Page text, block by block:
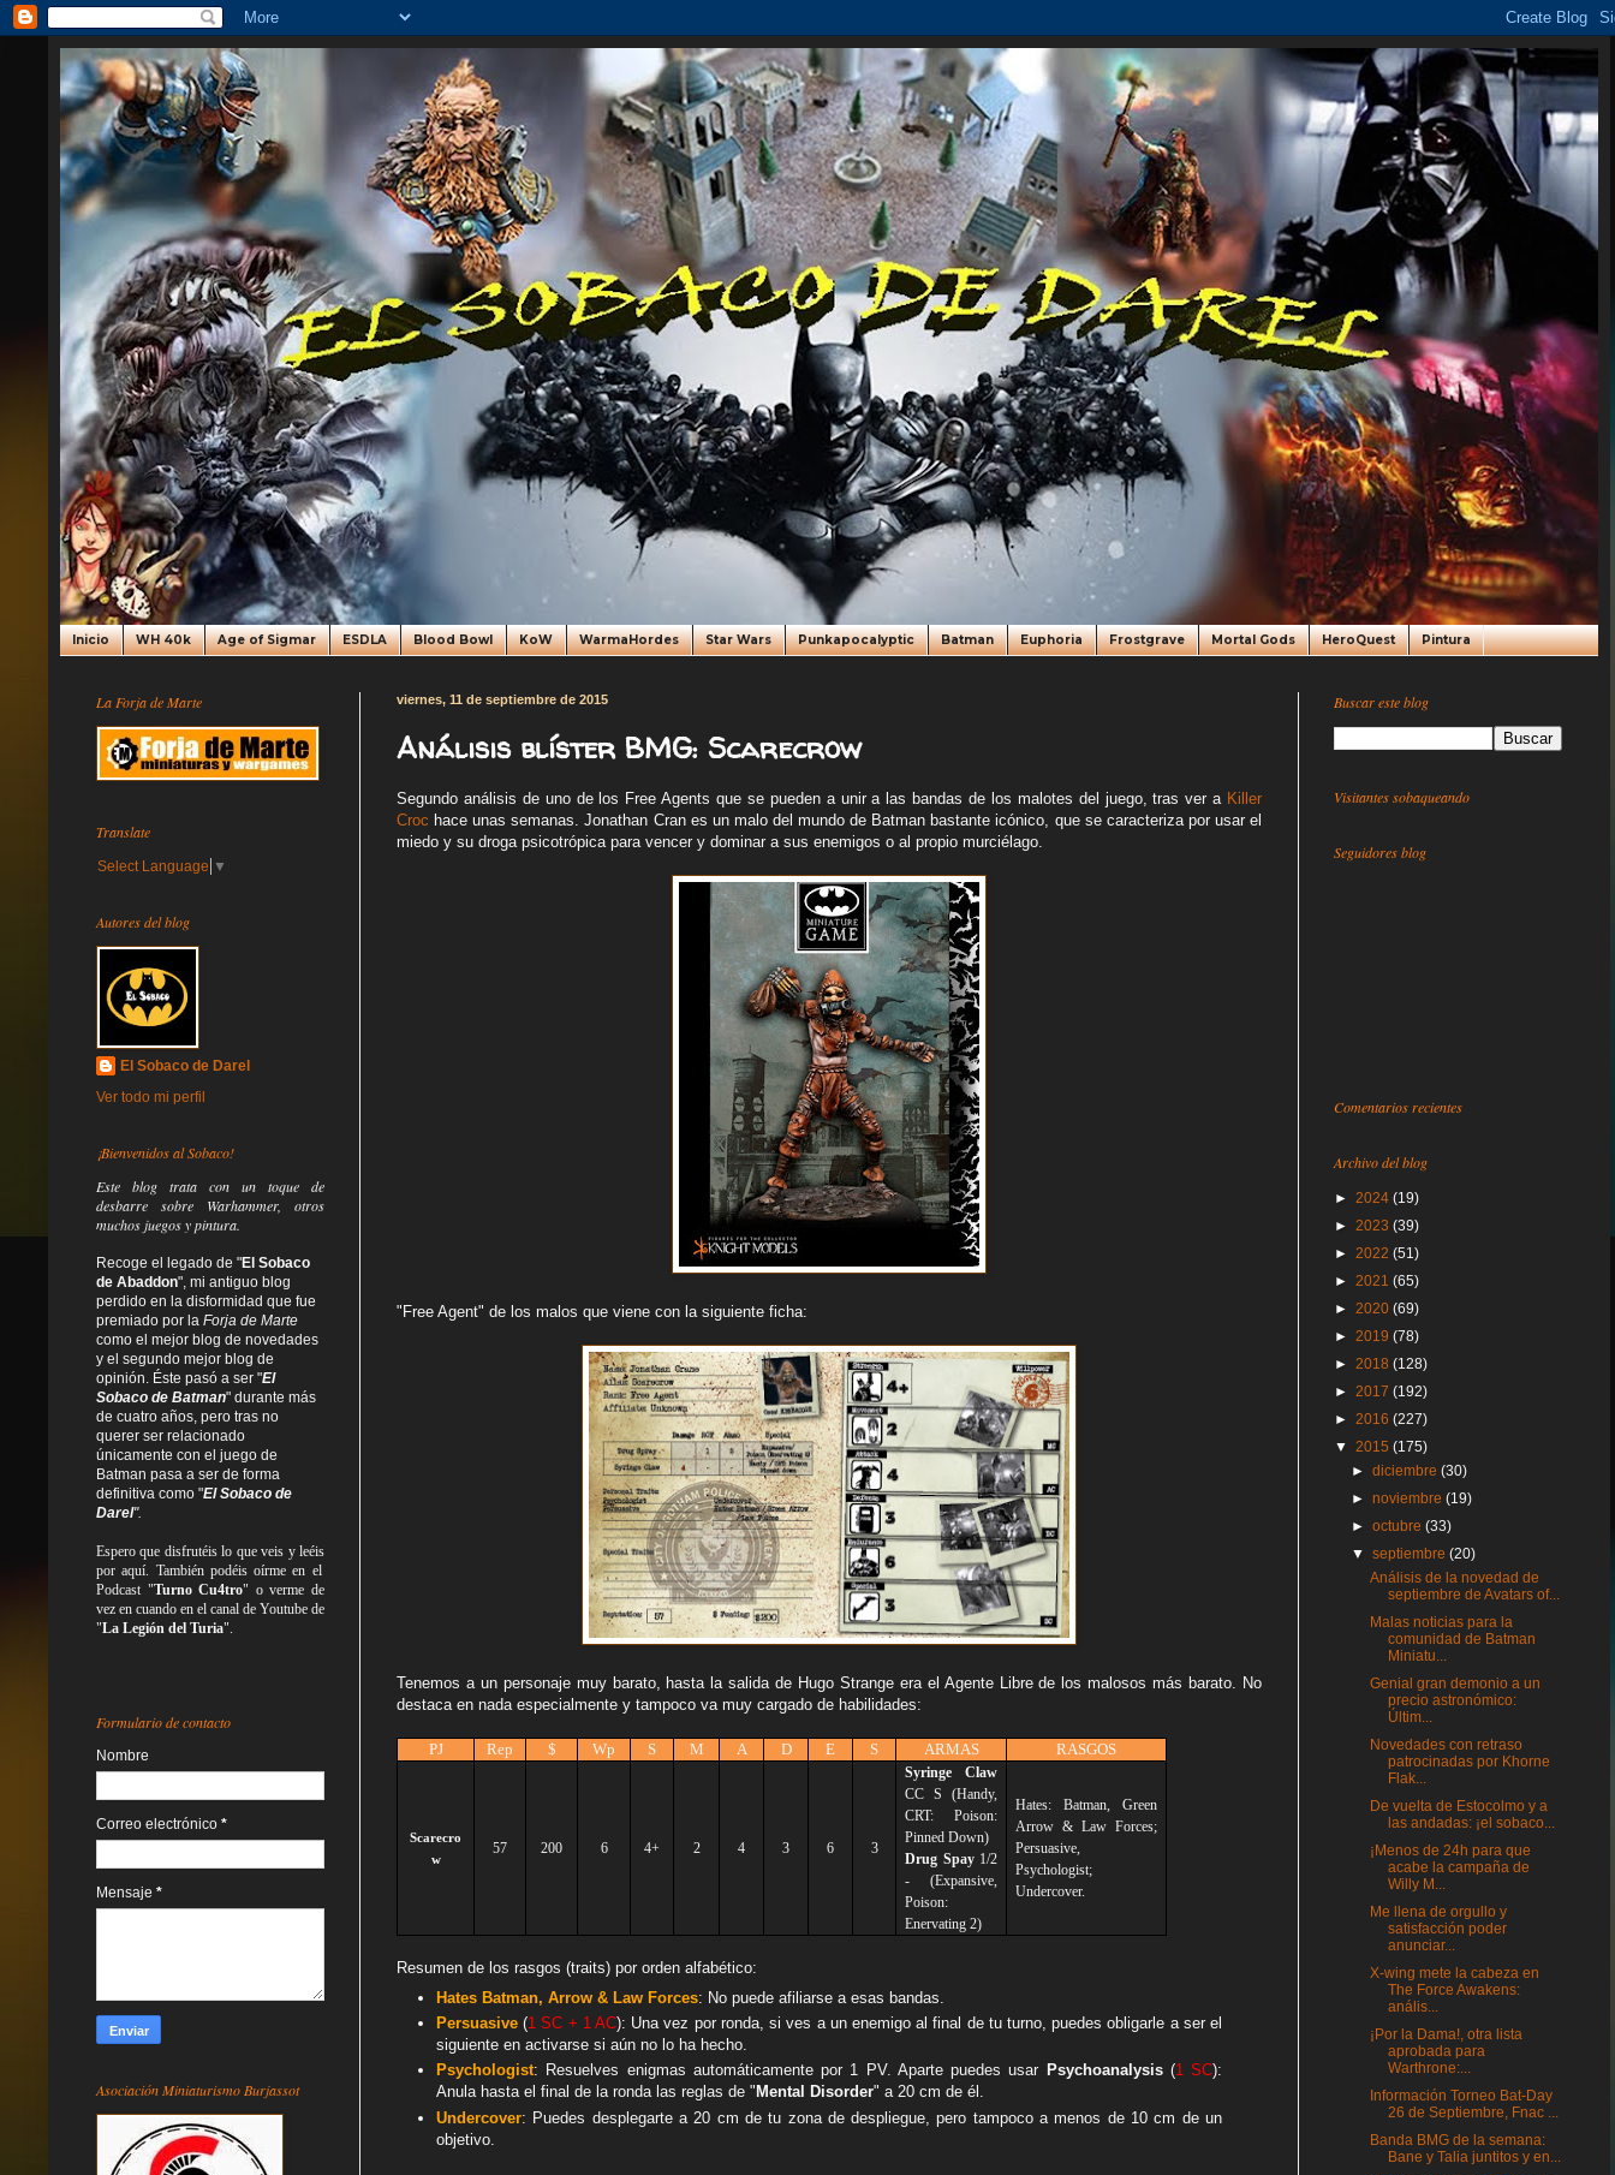
Inicio WH 40k Age of Sigmar ESDLA Blood Bowl KoW WarmaHordes Star Wars Punkapocalyptic Batman Euphoria Frostgrave Mortal Gods HeroQuest Pintura
viernes, 11 de septiembre de 2015
Análisis blíster BMG: Scarecrow
Segundo análisis de uno de los Free Agents que se pueden a unir a las bandas de los malotes del juego, tras ver a Killer
Croc hace unas semanas. Jonathan Cran es un malo del mundo de Batman bastante icónico, que se caracteriza por usar el
miedo y su droga psicotrópica para vencer y dominar a sus enemigos o al propio murciélago.
"Free Agent" de los malos que viene con la siguiente ficha:
Tenemos a un personaje muy barato, hasta la salida de Hugo Strange era el Agente Libre de los malosos más barato. No
destaca en nada especialmente y tampoco va muy cargado de habilidades:
PJ Rep $ Wp S M A D E S ARMAS RASGOS
Scarecro
w
57 200 6 4+ 2 4 3 6 3
Syringe Claw
CC S (Handy,
CRT: Poison:
Pinned Down)
Drug Spay 1/2
- (Expansive,
Poison:
Enervating 2)
Hates: Batman, Green
Arrow & Law Forces;
Persuasive,
Psychologist;
Undercover.
Resumen de los rasgos (traits) por orden alfabético:
Hates Batman, Arrow & Law Forces: No puede afiliarse a esas bandas.
Persuasive(1 SC + 1 AC): Una vez por ronda, si ves a un enemigo al final de tu turno, puedes obligarle a ser el
siguiente en activarse si aún no lo ha hecho.
Psychologist: Resuelves enigmas automáticamente por 1 PV. Aparte puedes usar Psychoanalysis(1 SC):
Anula hasta el final de la ronda las reglas de " Mental Disorder" a 20 cm de él.
Undercover: Puedes desplegarte a 20 cm de tu zona de despliegue, pero tampoco a menos de 10 cm de un
objetivo.
La Forja de Marte
Translate
Select Language ▼
Autores del blog
El Sobaco de Darel
Ver todo mi perfil
¡Bienvenidos al Sobaco!
Este blog trata con un toque de
desbarre sobre Warhammer, otros
muchos juegos y pintura.
Recoge el legado de "El Sobaco
de Abaddon", mi antiguo blog
perdido en la disformidad que fue
premiado por la Forja de Marte
como el mejor blog de novedades
y el segundo mejor blog de
opinión. Éste pasó a ser "El
Sobaco de Batman" durante más
de cuatro años, pero tras no
querer ser relacionado
únicamente con el juego de
Batman pasa a ser de forma
definitiva como "El Sobaco de
Darel".
Espero que disfrutéis lo queveis yleéis
por aquí. También podéis oírme en el
Podcast "Turno Cu4tro" o verme de
vez en cuando en el canal de Youtube de
"La Legión del Turia".
Formulario de contacto
Nombre
Correo electrónico *
Mensaje *
Asociación Miniaturismo Burjassot
Buscar este blog
Visitantes sobaqueando
Seguidores blog
Comentarios recientes
Archivo del blog
► 2024 (19)
► 2023 (39)
► 2022 (51)
► 2021 (65)
► 2020 (69)
► 2019 (78)
► 2018 (128)
► 2017 (192)
► 2016 (227)
▼ 2015 (175)
►diciembre(30)
►noviembre(19)
►octubre(33)
▼septiembre(20)
Análisis de la novedad de
septiembre de Avatars of...
Malas noticias para la
comunidad de Batman
Miniatu...
Genial gran demonio a un
precio astronómico:
Últim...
Novedades con retraso
patrocinadas por Khorne
Flak...
De vuelta de Estocolmo y a
las andadas: ¡el sobaco...
¡Menos de 24h para que
acabe la campaña de
Willy M...
Me llena de orgullo y
satisfacción poder
anunciar...
X-wing mete la cabeza en
The Force Awakens:
anális...
¡Por la Dama!, otra lista
aprobada para
Warthrone:...
Información Torneo Bat-Day
26 de Septiembre, Fnac ...
Banda BMG de la semana:
Bane y Talia juntitos y en...